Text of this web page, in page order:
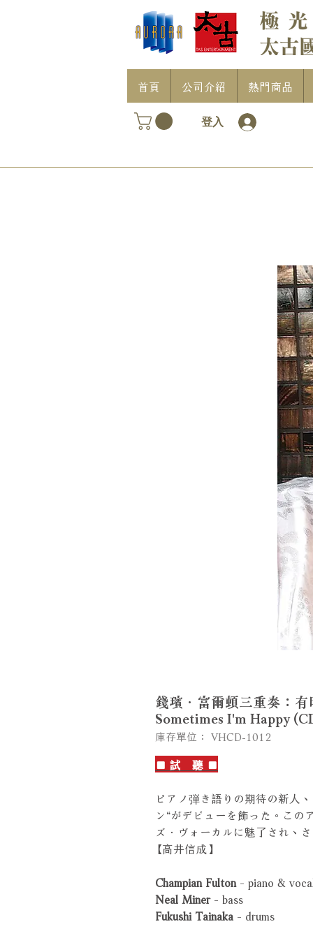
首頁 公司介紹 熱門商品
登入
錢璸．富爾頓三重奏：
Sometimes I'm Happy
庫存單位： VHCD-1012
■ 試 聽 ■
ピアノ弾き語りの期待の新人
ン“がデビューを飾った。この
ズ．ヴォーカルに魅了され、
【高井信成】
Champian Fulton - piano &
Neal Miner- bass
Fukushi Tainaka - drums